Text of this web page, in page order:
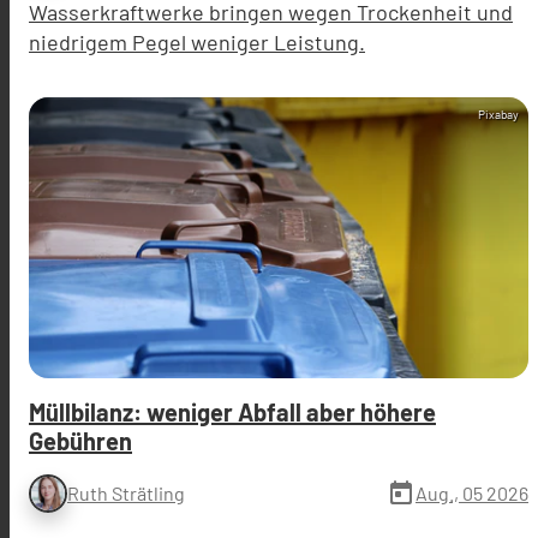
Wasserkraftwerke bringen wegen Trockenheit und
niedrigem Pegel weniger Leistung.
Pixabay
Müllbilanz: weniger Abfall aber höhere
Gebühren
Ruth Strätling today Aug., 05 2026